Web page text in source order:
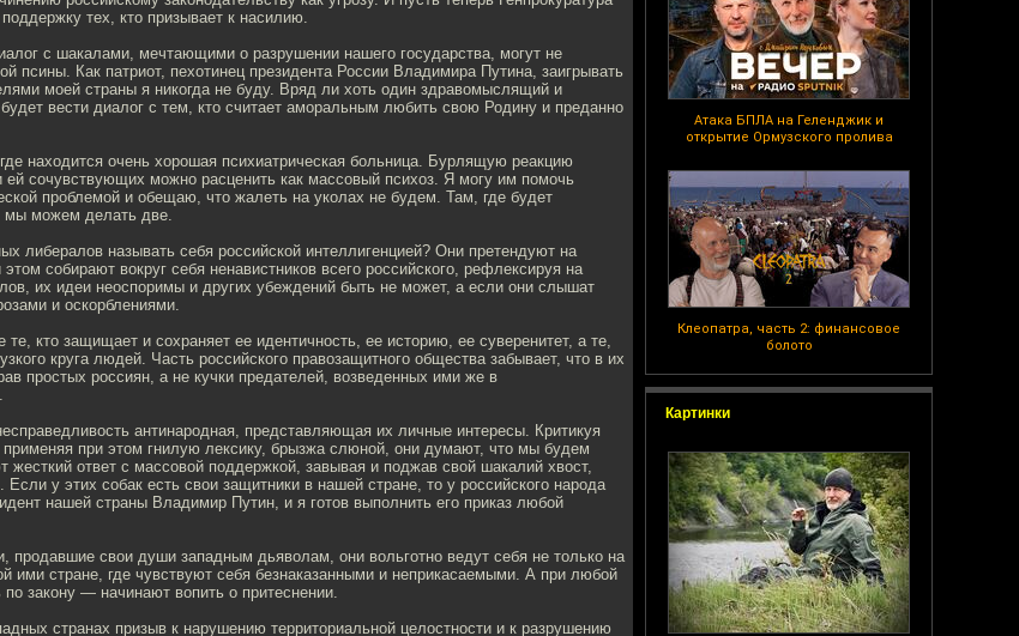
Атака БПЛА на Геленджик и
открытие Ормузского пролива
Клеопатра, часть 2: финансовое
болото
Картинки
тех, кто призывает к насилию.
с шакалами, мечтающими о разрушении нашего государства, могут не
псины. Как патриот, пехотинец президента России Владимира Путина, заигрывать
моей страны я никогда не буду. Вряд ли хоть один здравомыслящий и
вести диалог с тем, кто считает аморальным любить свою Родину и преданно
находится очень хорошая психиатрическая больница. Бурлящую реакцию
ей сочувствующих можно расценить как массовый психоз. Я могу им помочь
проблемой и обещаю, что жалеть на уколах не будем. Там, где будет
мы можем делать две.
либералов называть себя российской интеллигенцией? Они претендуют на
собирают вокруг себя ненавистников всего российского, рефлексируя на
их идеи неоспоримы и других убеждений быть не может, а если они слышат
и оскорблениями.
те, кто защищает и сохраняет ее идентичность, ее историю, ее суверенитет, а те,
круга людей. Часть российского правозащитного общества забывает, что в их
простых россиян, а не кучки предателей, возведенных ими же в
антинародная, представляющая их личные интересы. Критикуя
применяя при этом гнилую лексику, брызжа слюной, они думают, что мы будем
жесткий ответ с массовой поддержкой, завывая и поджав свой шакалий хвост,
Если у этих собак есть свои защитники в нашей стране, то у российского народа
нашей страны Владимир Путин, и я готов выполнить его приказ любой
продавшие свои души западным дьяволам, они вольготно ведут себя не только на
ими стране, где чувствуют себя безнаказанными и неприкасаемыми. А при любой
по закону — начинают вопить о притеснении.
странах призыв к нарушению территориальной целостности и к разрушению